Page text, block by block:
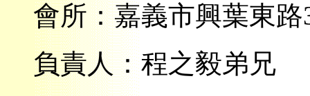
會所：嘉義市興葉東路
負責人：程之毅弟兄